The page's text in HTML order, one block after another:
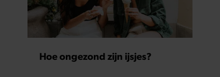
Hoe ongezond zijn ijsjes?